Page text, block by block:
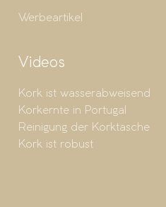
Werbeartikel
Videos
Kork ist wasserabweisend
Korkernte in Portugal
Reinigung der Korktasche
Kork ist robust